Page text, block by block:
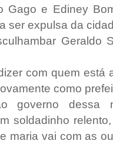
Gago e Ediney
ser expulsa da
Geraldo
com quem está
como
governo dessa
soldadinho
maria vai com as